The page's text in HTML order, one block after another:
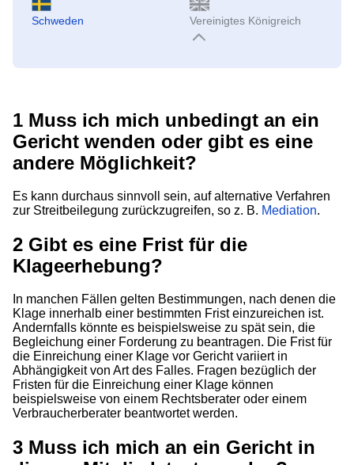
Schweden Vereinigtes Königreich
1 Muss ich mich unbedingt an ein
Gericht wenden oder gibt es eine
andere Möglichkeit?
Es kann durchaus sinnvoll sein, auf alternative Verfahren
zur Streitbeilegung zurückzugreifen, so z. B. Mediation.
2 Gibt es eine Frist für die
Klageerhebung?
In manchen Fällen gelten Bestimmungen, nach denen die
Klage innerhalb einer bestimmten Frist einzureichen ist.
Andernfalls könnte es beispielsweise zu spät sein, die
Begleichung einer Forderung zu beantragen. Die Frist für
die Einreichung einer Klage vor Gericht variiert in
Abhängigkeit von Art des Falles. Fragen bezüglich der
Fristen für die Einreichung einer Klage können
beispielsweise von einem Rechtsberater oder einem
Verbraucherberater beantwortet werden.
3 Muss ich mich an ein Gericht in